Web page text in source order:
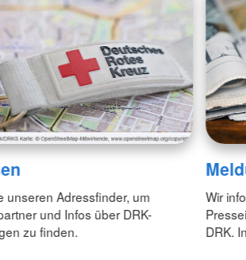
unseren Adressfinder, um
und Infos über DRK-
zu finden.
Wir
DRK.